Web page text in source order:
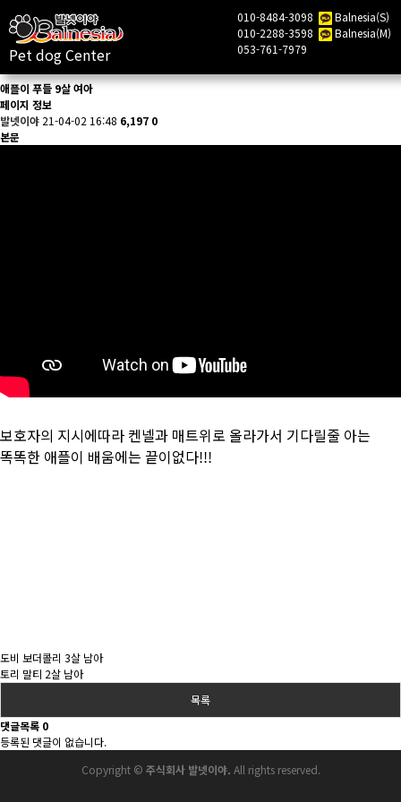
Pet dog Center
010-8484-3098
Balnesia(S)
010-2288-3598
Balnesia(M)
053-761-7979
애플이 푸들 9살 여아
페이지 정보
발넷이야 21-04-02 16:48 6,197 0
본문
보호자의 지시에따라 켄넬과 매트위로 올라가서 기다릴줄 아는
똑똑한 애플이 배움에는 끝이없다!!!
도비 보더콜리 3살 남아
토리 말티 2살 남아
목록
댓글목록 0
등록된 댓글이 없습니다.
Copyright © 주식회사 발넷이야. All rights reserved.